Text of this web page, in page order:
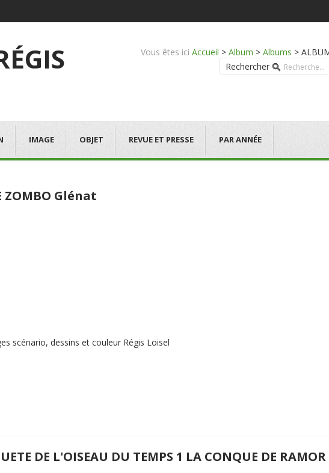
Vous êtes ici Accueil > Album > Albums >
Rechercher
IMAGE OBJET REVUE ET PRESSE PAR ANNÉE
ZOMBO Glénat
scénario, dessins et couleur Régis Loisel
DE L'OISEAU DU TEMPS 1 LA CONQUE DE RAMOR